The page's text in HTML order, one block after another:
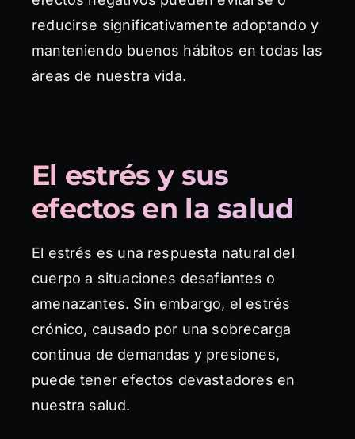
reducirse significativamente adoptando y
manteniendo buenos hábitos en todas las
áreas de nuestra vida.
El estrés y sus
efectos en la salud
El estrés es una respuesta natural del
cuerpo a situaciones desafiantes o
amenazantes. Sin embargo, el estrés
crónico, causado por una sobrecarga
continua de demandas y presiones,
puede tener efectos devastadores en
nuestra salud.